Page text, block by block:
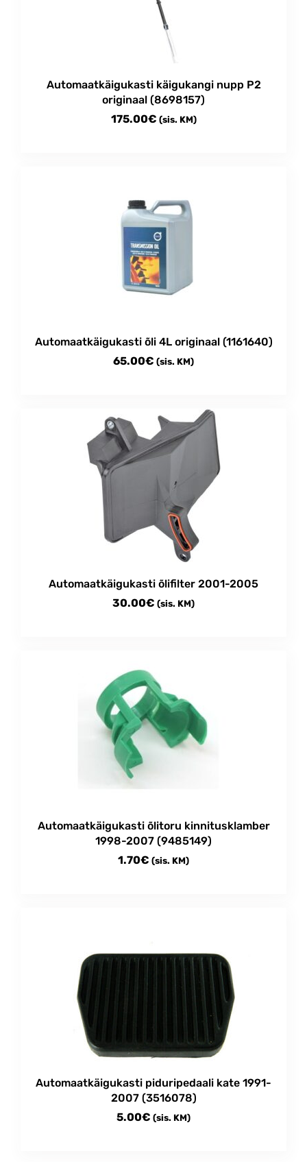
Automaatkäigukasti käigukangi nupp P2
originaal (8698157)
175.00€ (sis. KM)
Automaatkäigukasti õli 4L originaal (1161640)
65.00€ (sis. KM)
Automaatkäigukasti õlifilter 2001-2005
30.00€ (sis. KM)
Automaatkäigukasti õlitoru kinnitusklamber
1998-2007 (9485149)
1.70€ (sis. KM)
Automaatkäigukasti piduripedaali kate 1991-
2007 (3516078)
5.00€ (sis. KM)